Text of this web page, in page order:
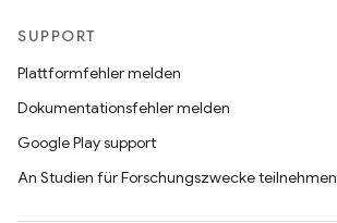
SUPPORT
Plattformfehler melden
Dokumentationsfehler melden
Google Play support
An Studien für Forschungszwecke teilnehmen